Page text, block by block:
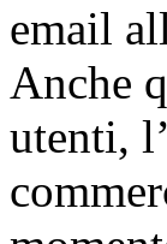
email
Anche
utenti,